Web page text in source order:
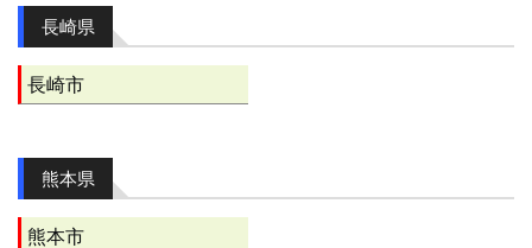
長崎県
長崎市
熊本県
熊本市